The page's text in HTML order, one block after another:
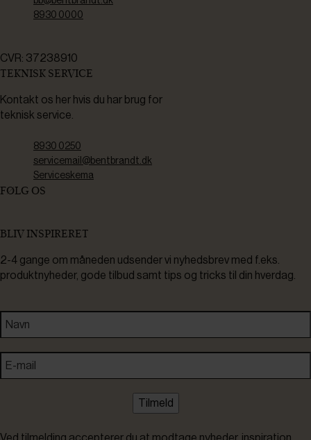
8930 0000
CVR: 37238910
TEKNISK SERVICE
Kontakt os her hvis du har brug for
teknisk service.
8930 0250
servicemail@bentbrandt.dk
Serviceskema
FØLG OS
BLIV INSPIRERET
2-4 gange om måneden udsender vi nyhedsbrev med f.eks.
produktnyheder, gode tilbud samt tips og tricks til din hverdag.
Tilmeld
Ved tilmelding accepterer du at modtage nyheder, inspiration,